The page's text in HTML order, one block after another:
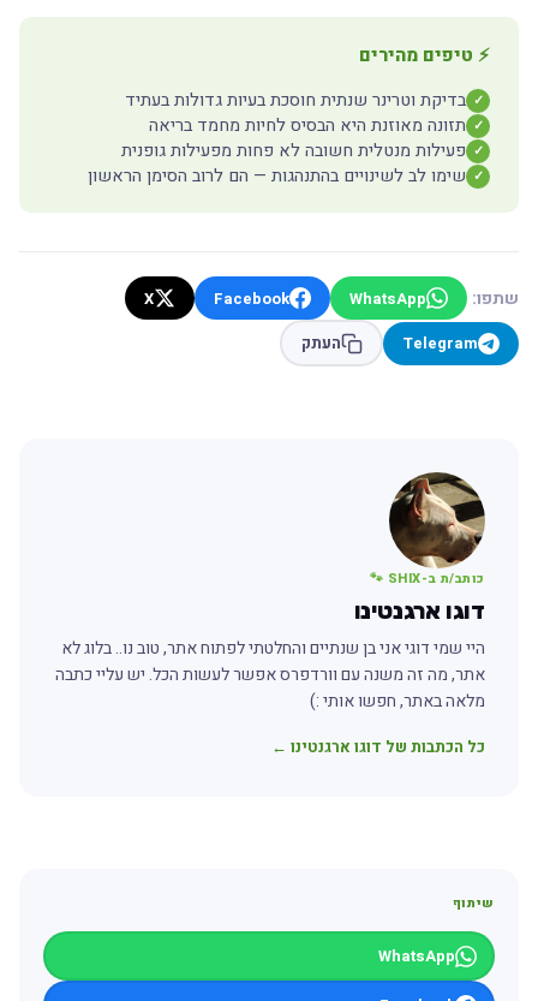
⚡ טיפים מהירים
✓ בדיקת וטרינר שנתית חוסכת בעיות גדולות בעתיד
✓ תזונה מאוזנת היא הבסיס לחיות מחמד בריאה
✓ פעילות מנטלית חשובה לא פחות מפעילות גופנית
✓ שימו לב לשינויים בהתנהגות — הם לרוב הסימן הראשון
שתפו: WhatsApp
Facebook
X
Telegram
העתק
כותב/ת ב-SHIX 🐾
דוגו ארגנטינו
היי שמי דוגי אני בן שנתיים והחלטתי לפתוח אתר, טוב נו.. בלוג לא
אתר, מה זה משנה עם וורדפרס אפשר לעשות הכל. יש עליי כתבה
מלאה באתר, חפשו אותי :)
כל הכתבות של דוגו ארגנטינו ←
שיתוף
WhatsApp